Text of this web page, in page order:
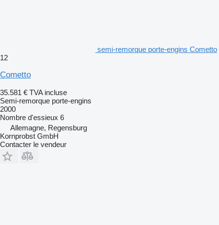
semi-remorque porte-engins Cometto
12
Cometto
35.581 € TVA incluse
Semi-remorque porte-engins
2000
Nombre d'essieux 6
Allemagne, Regensburg
Kornprobst GmbH
Contacter le vendeur